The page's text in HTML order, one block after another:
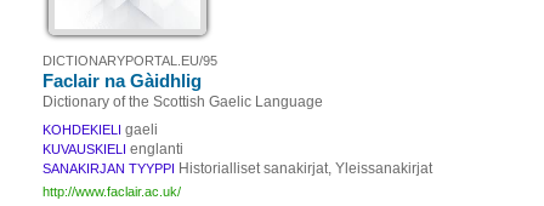
DICTIONARYPORTAL.EU/95
Faclair na Gàidhlig
Dictionary of the Scottish Gaelic Language
KOHDEKIELI gaeli
KUVAUSKIELI englanti
SANAKIRJAN TYYPPI Historialliset sanakirjat, Yleissanakirjat
http://www.faclair.ac.uk/